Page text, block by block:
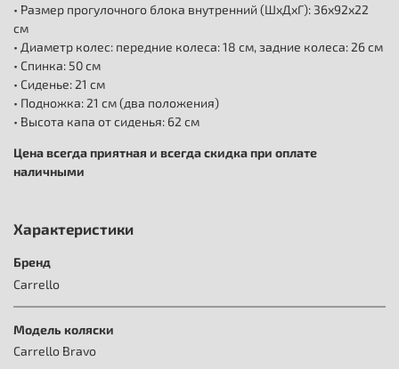
• Размер прогулочного блока внутренний (ШхДхГ): 36х92х22
см
• Диаметр колес: передние колеса: 18 см, задние колеса: 26 см
• Спинка: 50 см
• Сиденье: 21 см
• Подножка: 21 см (два положения)
• Высота капа от сиденья: 62 см
Цена всегда приятная и всегда скидка при оплате
наличными
Характеристики
Бренд
Carrello
Модель коляски
Carrello Bravo